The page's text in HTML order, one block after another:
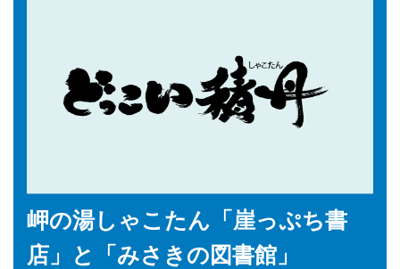
岬の湯しゃこたん「崖っぷち書
店」と「みさきの図書館」